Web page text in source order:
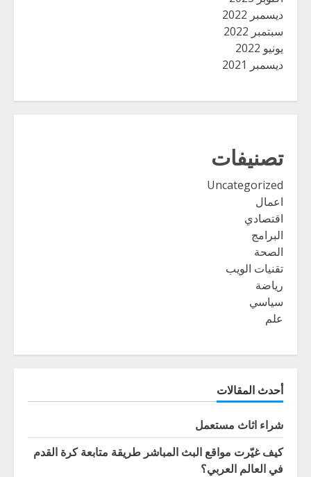
ديسمبر 2022
سبتمبر 2022
يونيو 2022
ديسمبر 2021
تصنيفات
Uncategorized
اعمال
اقتصادي
البرامج
الصحة
تقنيات الويب
رياضة
سياسي
علم
أحدث المقالات
شراء اثاث مستعمل
كيف غيّرت مواقع البث المباشر طريقة متابعة كرة القدم
في العالم العربي؟